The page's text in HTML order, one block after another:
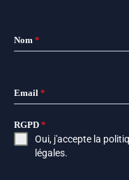
Nom *
Email *
RGPD *
Oui, j'accepte la
légales.